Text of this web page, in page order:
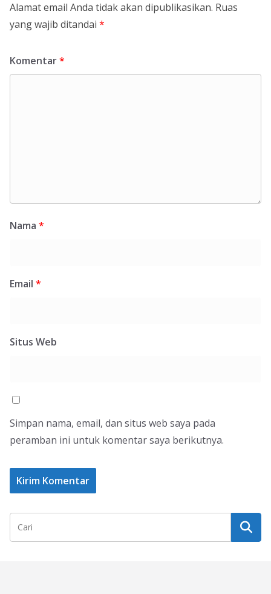
Alamat email Anda tidak akan dipublikasikan. Ruas
yang wajib ditandai *
Komentar*
Nama *
Email *
Situs Web
Simpan nama, email, dan situs web saya pada
peramban ini untuk komentar saya berikutnya.